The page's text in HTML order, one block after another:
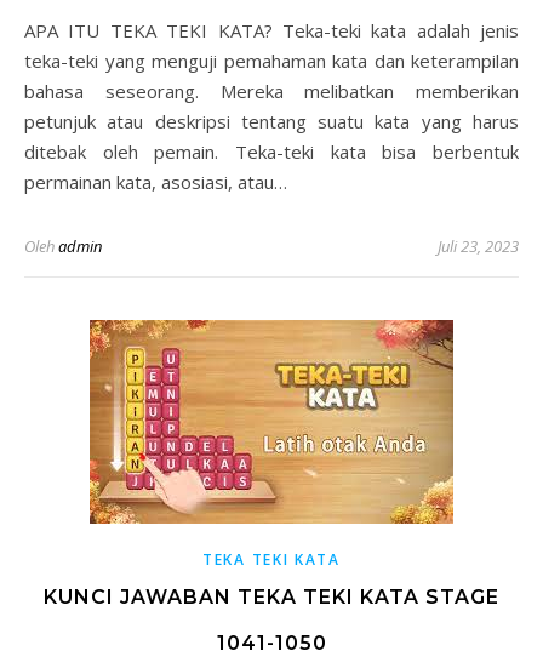
APA ITU TEKA TEKI KATA? Teka-teki kata adalah jenis
teka-teki yang menguji pemahaman kata dan keterampilan
bahasa seseorang. Mereka melibatkan memberikan
petunjuk atau deskripsi tentang suatu kata yang harus
ditebak oleh pemain. Teka-teki kata bisa berbentuk
permainan kata, asosiasi, atau…
Olehadmin Juli 23, 2023
TEKA TEKI KATA
KUNCI JAWABAN TEKA TEKI KATA STAGE
1041-1050